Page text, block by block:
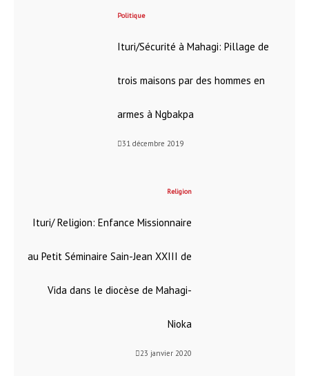
Politique
Ituri/Sécurité à Mahagi: Pillage de
trois maisons par des hommes en
armes à Ngbakpa
31 décembre 2019
Religion
Ituri/ Religion: Enfance Missionnaire
au Petit Séminaire Sain-Jean XXIII de
Vida dans le diocèse de Mahagi-
Nioka
23 janvier 2020